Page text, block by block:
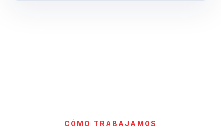
CÓMO TRABAJAMOS